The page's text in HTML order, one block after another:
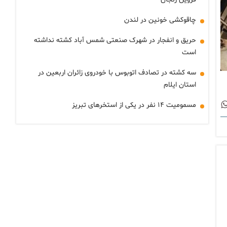
چاقوکشی خونین در لندن
حریق و انفجار در شهرک صنعتی شمس آباد کشته نداشته
است
سه کشته در تصادف اتوبوس با خودروی زائران اربعین در
استان ایلام
مسمومیت ۱۴ نفر در یکی از استخرهای تبریز